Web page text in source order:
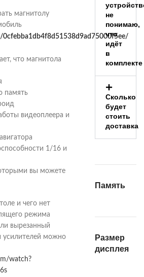
магнитолу
что магнитола
память
видеоплеера и
1/16 и
вы можете
и чего нет
режима
вырезанный
усилителей можно
watch?
не
понимаю,
что
идёт
в
комплекте
Сколько
будет
стоить
доставка
Память
Размер
дисплея